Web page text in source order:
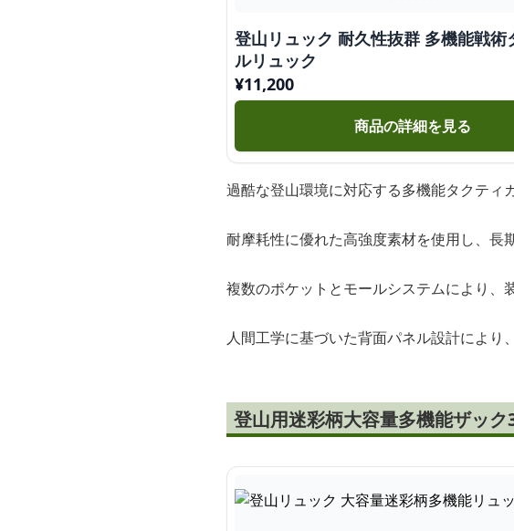
登山リュック 耐久性抜群 多機能戦術
ルリュック
¥11,200
商品の詳細を見る
過酷な登山環境に対応する多機能タクティ
耐摩耗性に優れた高強度素材を使用し、長
複数のポケットとモールシステムにより、
人間工学に基づいた背面パネル設計により
登山用迷彩柄大容量多機能ザッ